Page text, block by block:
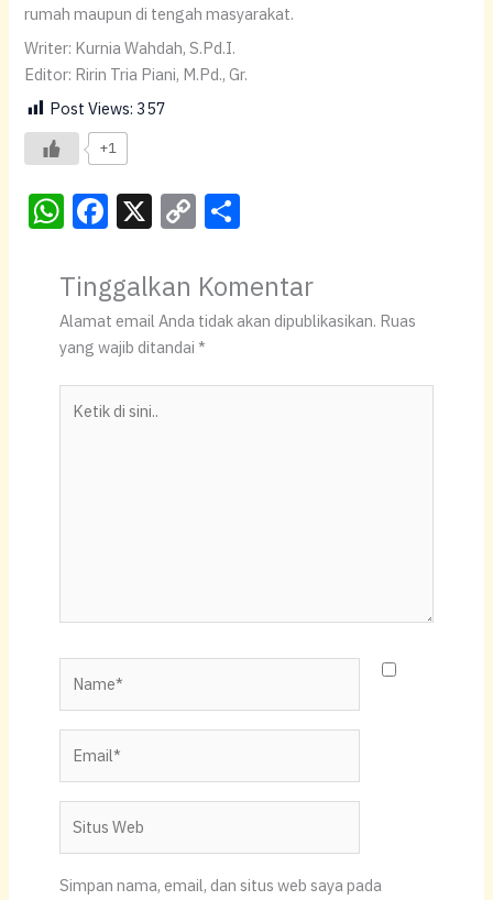
rumah maupun di tengah masyarakat.
Writer: Kurnia Wahdah, S.Pd.I.
Editor: Ririn Tria Piani, M.Pd., Gr.
Post Views: 357
+1
W
at
s
A
p
p
F
c
e
b
o
o
X C
p
y
Li
n
ar
e
Tinggalkan Komentar
Alamat email Anda tidak akan dipublikasikan. Ruas
yang wajib ditandai *
Web
Simpan nama, email, dan situs web saya pada